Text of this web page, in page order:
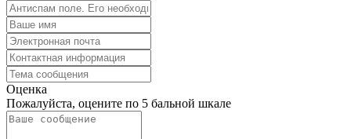
Оценка
Пожалуйста, оцените по 5 бальной шкале